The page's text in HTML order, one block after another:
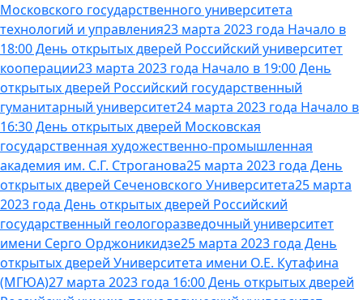
Московского государственного университета
технологий и управления23 марта 2023 года Начало в
18:00 День открытых дверей Российский университет
кооперации23 марта 2023 года Начало в 19:00 День
открытых дверей Российский государственный
гуманитарный университет24 марта 2023 года Начало в
16:30 День открытых дверей Московская
государственная художественно-промышленная
академия им. С.Г. Строганова25 марта 2023 года День
открытых дверей Сеченовского Университета25 марта
2023 года День открытых дверей Российский
государственный геологоразведочный университет
имени Серго Орджоникидзе25 марта 2023 года День
открытых дверей Университета имени О.Е. Кутафина
(МГЮА)27 марта 2023 года 16:00 День открытых дверей